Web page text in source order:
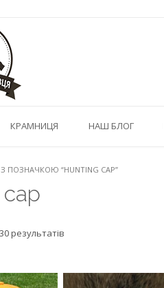
КРАМНИЦЯ НАШ БЛОГ
ПОЗНАЧКОЮ “HUNTING CAP”
результатiв